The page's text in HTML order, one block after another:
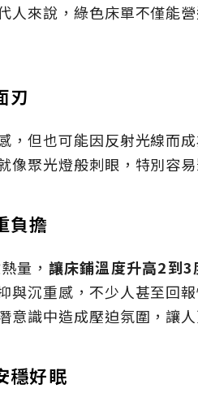
人來說，綠色床單不僅能
刃
，但也可能因反射光線而
像聚光燈般刺眼，特別容
負擔
量， 讓床鋪溫度升高2到3
與沉重感，不少人甚至回
意識中造成壓迫氛圍，讓
穩好眠